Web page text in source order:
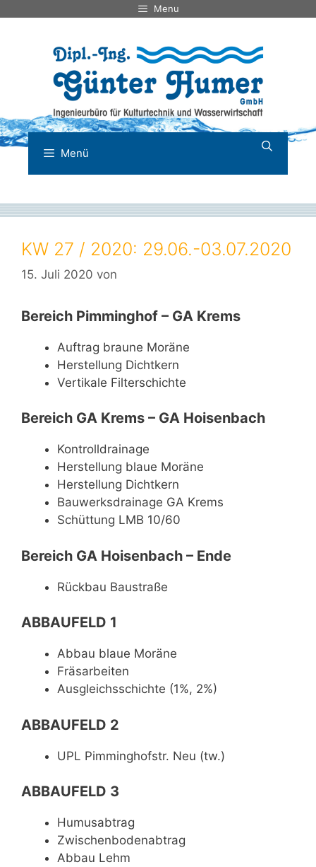
Menu
Menü
KW 27 / 2020: 29.06.-03.07.2020
15. Juli 2020 von
Bereich Pimminghof – GA Krems
Auftrag braune Moräne
Herstellung Dichtkern
Vertikale Filterschichte
Bereich GA Krems – GA Hoisenbach
Kontrolldrainage
Herstellung blaue Moräne
Herstellung Dichtkern
Bauwerksdrainage GA Krems
Schüttung LMB 10/60
Bereich GA Hoisenbach – Ende
Rückbau Baustraße
ABBAUFELD 1
Abbau blaue Moräne
Fräsarbeiten
Ausgleichsschichte (1%, 2%)
ABBAUFELD 2
UPL Pimminghofstr. Neu (tw.)
ABBAUFELD 3
Humusabtrag
Zwischenbodenabtrag
Abbau Lehm